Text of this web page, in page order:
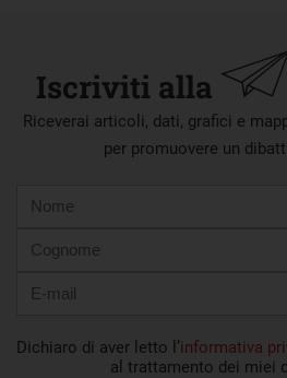
Iscriviti alla
Riceverai articoli, dati, grafici e
per promuovere un
mail
Dichiaro di aver letto l’informativa
al trattamento dei miei